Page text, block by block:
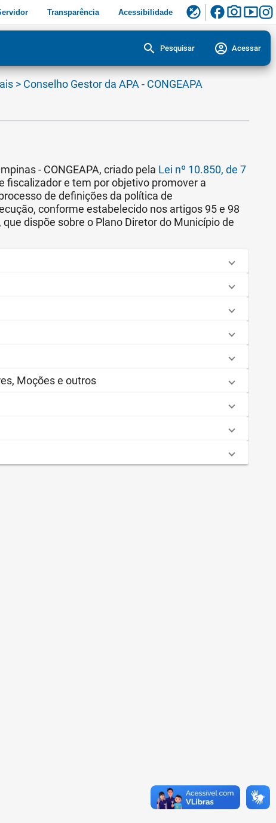
Transparência Acessibilidade flaky facebookphoto_camerasmart_display
search Pesquisar account_circle Acessar
> Conselho Gestor da APA - CONGEAPA
- CONGEAPA, criado pela Lei nº 10.850, de 7
fiscalizador e tem por objetivo promover a
de definições da política de
conforme estabelecido nos artigos 95 e 98
dispõe sobre o Plano Diretor do Município de
Moções e outros